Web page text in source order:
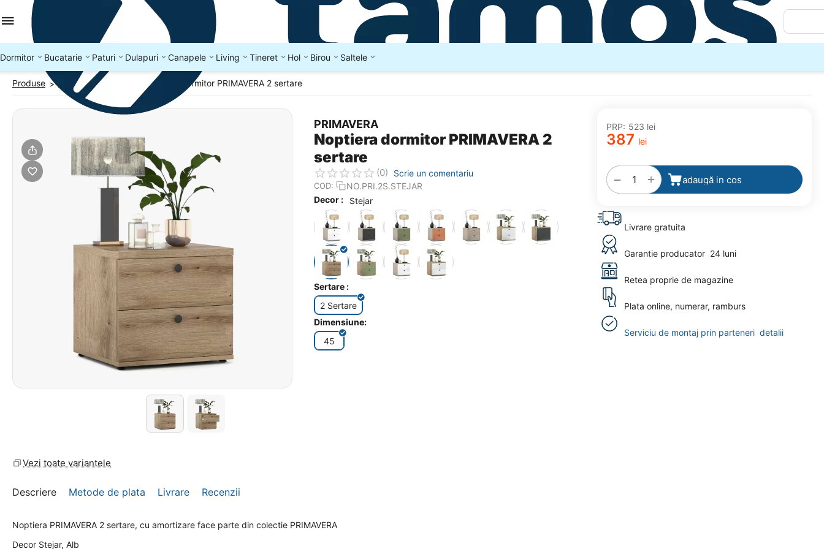
Dormitor Bucatarie Paturi Dulapuri Canapele Living Tineret Hol Birou Saltele
Produse > Noptiere dormitor Noptiera dormitor PRIMAVERA 2 sertare
PRIMAVERA
Noptiera dormitor PRIMAVERA 2
sertare
(0) Scrie un comentariu
COD:
NO.PRI.2S.STEJAR
Decor :
Stejar
Sertare :
2 Sertare
Dimensiune:
45
PRP: ‍523‍ lei
‍387‍ lei
+
− adaugă in cos
la
favorite
Livrare gratuita
Garantie producator 24 luni
Retea proprie de magazine
Plata online, numerar, ramburs
Serviciu de montaj prin parteneri detalii
Vezi toate variantele
Descriere Metode de plata Livrare Recenzii
Noptiera PRIMAVERA 2 sertare, cu amortizare face parte din colectie PRIMAVERA
Decor Stejar, Alb